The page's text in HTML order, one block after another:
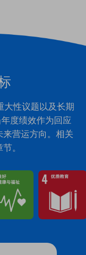
大性议题以及长期
度绩效作为回应
营运方向。相关
。